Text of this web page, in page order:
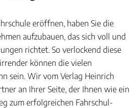
eröffnen, haben Sie die
aufzubauen, das sich voll und
richtet. So verlockend diese
können die vielen
sein. Wir vom Verlag Heinrich
an Ihrer Seite, der Ihnen wie ein
zum erfolgreichen Fahrschul-